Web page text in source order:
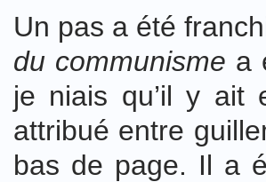
Un pas a été
du communisme a
je niais qu’il y ait
attribué entre
bas de page. Il a